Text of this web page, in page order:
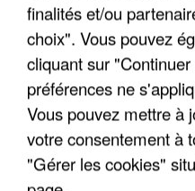
finalités et/ou
choix". Vous pouvez
cliquant sur
préférences ne
Vous pouvez mettre à
votre consentement à
"Gérer les cookies"